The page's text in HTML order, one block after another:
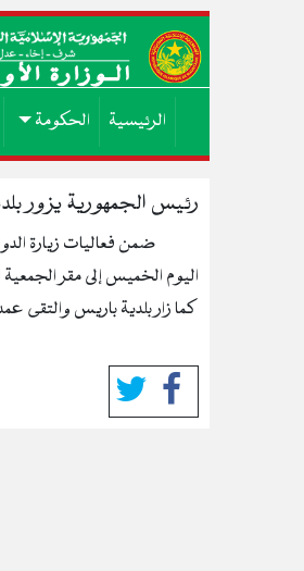
الرئيسية الحكومة
رئيس الجمهورية يزور
ضمن فعاليات زيارة
اليوم الخميس إلى مقر
كما زار بلدية باريس والتقى